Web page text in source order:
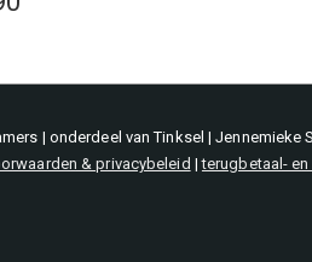
| onderdeel van Tinksel | Jennemieke
& privacybeleid |terugbetaal-